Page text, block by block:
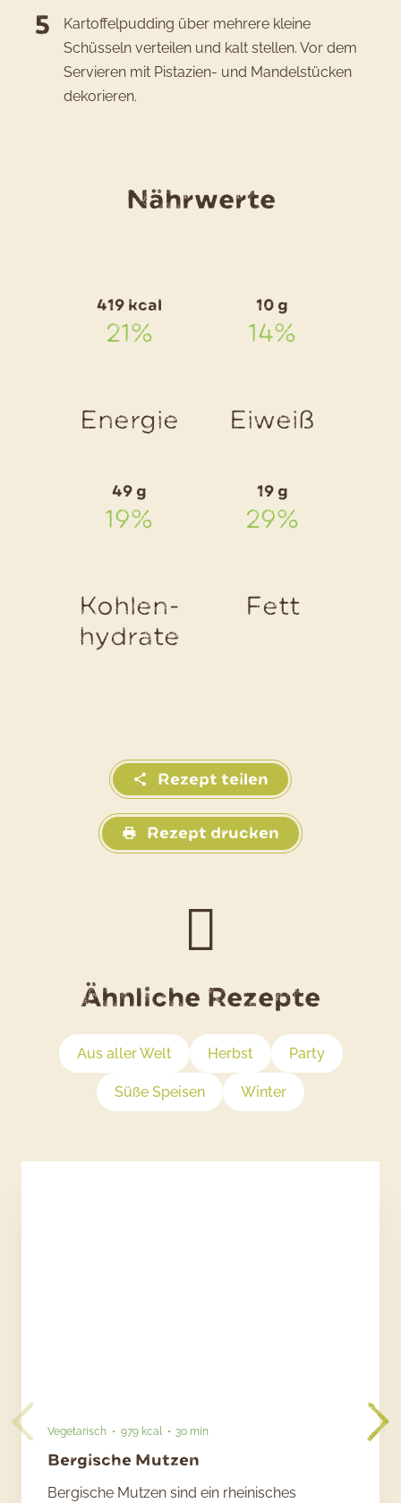
Kartoffelpudding über mehrere kleine
Schüsseln verteilen und kalt stellen. Vor dem
Servieren mit Pistazien- und Mandelstücken
dekorieren.
Nährwertefür
419 kcal
21%
Energie
10 g
14%
Eiweiß
49 g
19%
Kohlen-
hydrate
19 g
29%
Fett
Rezept teilen
Rezept drucken
Ähnliche Rezepte
Aus aller Welt Herbst Party
Süße Speisen Winter
Vegetarisch 979 kcal 30 min
Bergische Mutzen
Bergische Mutzen sind ein rheinisches